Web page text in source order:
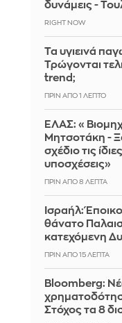
δυνάμεις -
RIGHT NOW
Τα υγιεινά
Τρώγονται
trend;
ΠΡΙΝ ΑΠΌ 1 ΛΕΠΤΌ
ΕΛΑΣ:
Μητσοτάκη -
σχέδιο τις
υποσχέσεις»
ΠΡΙΝ ΑΠΌ 8 ΛΕΠΤΆ
Ισραήλ:
θάνατο
κατεχόμενη
ΠΡΙΝ ΑΠΌ 15 ΛΕΠΤΆ
Bloomberg:
Στόχος τα 8